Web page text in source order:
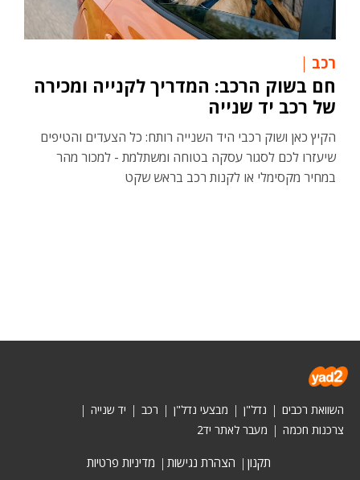
רכב
חם בשוק הרכב: המדריך לקנייה ומכירה
של רכב יד שנייה
הקיץ כאן ושוק רכבי היד השנייה רותח: כל הצעדים והטיפים
שיעזרו לכם לסגור עסקה בטוחה ומשתלמת - למכור מהר
במחיר מקסימלי או לקנות רכב בראש שקט
השוואת רכבים נדל"ן מבצעי נדל"ן רכב
יד שנייה
צרכנות חכמה
מעבר לאתר יד2
תקנון הצהרת נגישות מדיניות פרטיות